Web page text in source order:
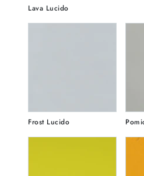
Lava Lucido
Frost Lucido